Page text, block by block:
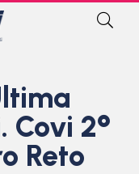
Covi 2°
Reto